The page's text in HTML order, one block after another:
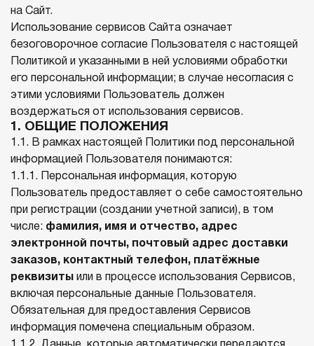
на Сайт.
Использование сервисов Сайта означает
безоговорочное согласие Пользователя с настоящей
Политикой и указанными в ней условиями обработки
его персональной информации; в случае несогласия с
этими условиями Пользователь должен
воздержаться от использования сервисов.
1. ОБЩИЕ ПОЛОЖЕНИЯ
1.1. В рамках настоящей Политики под персональной
информацией Пользователя понимаются:
1.1.1. Персональная информация, которую
Пользователь предоставляет о себе самостоятельно
при регистрации (создании учетной записи), в том
числе: фамилия, имя и отчество, адрес
электронной почты, почтовый адрес доставки
заказов, контактный телефон, платёжные
реквизиты
или в процессе использования Сервисов,
включая персональные данные Пользователя.
Обязательная для предоставления Сервисов
информация помечена специальным образом.